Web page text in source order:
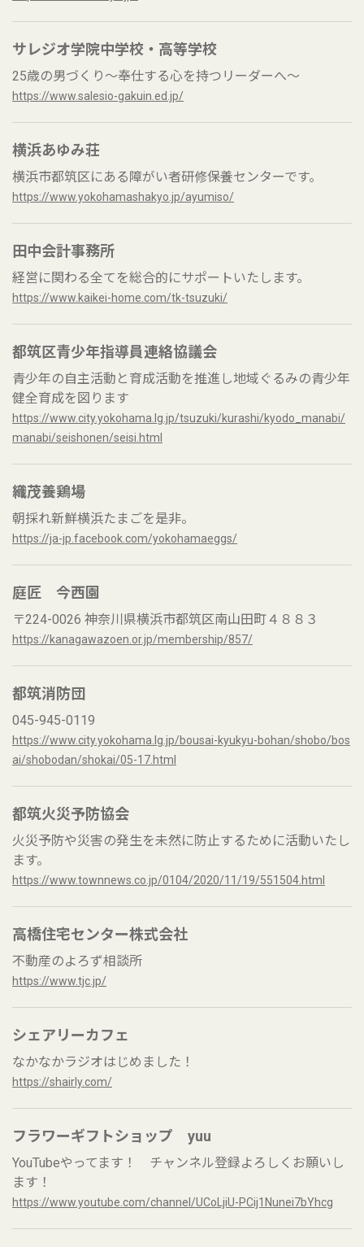
サレジオ学院中学校・高等学校
25歳の男づくり～奉仕する心を持つリーダーへ～
https://www.salesio-gakuin.ed.jp/
横浜あゆみ荘
横浜市都筑区にある障がい者研修保養センターです。
https://www.yokohamashakyo.jp/ayumiso/
田中会計事務所
経営に関わる全てを総合的にサポートいたします。
https://www.kaikei-home.com/tk-tsuzuki/
都筑区青少年指導員連絡協議会
青少年の自主活動と育成活動を推進し地域ぐるみの青少年
健全育成を図ります
https://www.city.yokohama.lg.jp/tsuzuki/kurashi/kyodo_manabi/
manabi/seishonen/seisi.html
織茂養鶏場
朝採れ新鮮横浜たまごを是非。
https://ja-jp.facebook.com/yokohamaeggs/
庭匠 今西園
〒224-0026 神奈川県横浜市都筑区南山田町４８８３
https://kanagawazoen.or.jp/membership/857/
都筑消防団
045-945-0119
https://www.city.yokohama.lg.jp/bousai-kyukyu-bohan/shobo/bos
ai/shobodan/shokai/05-17.html
都筑火災予防協会
火災予防や災害の発生を未然に防止するために活動いたし
ます。
https://www.townnews.co.jp/0104/2020/11/19/551504.html
高橋住宅センター株式会社
不動産のよろず相談所
https://www.tjc.jp/
シェアリーカフェ
なかなかラジオはじめました！
https://shairly.com/
フラワーギフトショップ yuu
YouTubeやってます！ チャンネル登録よろしくお願いし
ます！
https://www.youtube.com/channel/UCoLjiU-PCij1Nunei7bYhcg